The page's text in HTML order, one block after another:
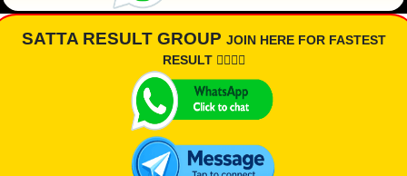
SATTA RESULT GROUP JOIN HERE FOR FASTEST
RESULT 👇🏾👇🏾